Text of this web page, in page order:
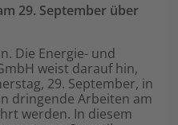
29. September über
Die Energie- und
weist darauf hin,
29. September, in
dringende Arbeiten am
werden. In diesem
Über uns
Lokales